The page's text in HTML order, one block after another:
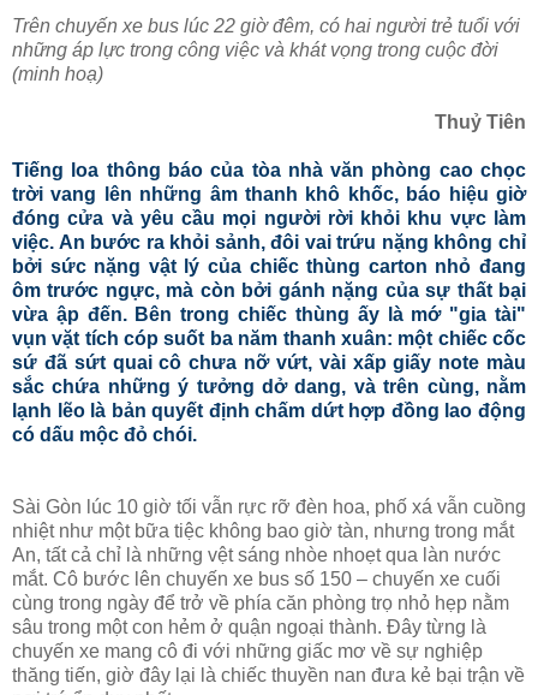
Trên chuyến xe bus lúc 22 giờ đêm, có hai người trẻ tuổi với
những áp lực trong công việc và khát vọng trong cuộc đời
(minh hoạ)
Thuỷ Tiên
Tiếng loa thông báo của tòa nhà văn phòng cao chọc
trời vang lên những âm thanh khô khốc, báo hiệu giờ
đóng cửa và yêu cầu mọi người rời khỏi khu vực làm
việc. An bước ra khỏi sảnh, đôi vai trứu nặng không chỉ
bởi sức nặng vật lý của chiếc thùng carton nhỏ đang
ôm trước ngực, mà còn bởi gánh nặng của sự thất bại
vừa ập đến. Bên trong chiếc thùng ấy là mớ "gia tài"
vụn vặt tích cóp suốt ba năm thanh xuân: một chiếc cốc
sứ đã sứt quai cô chưa nỡ vứt, vài xấp giấy note màu
sắc chứa những ý tưởng dở dang, và trên cùng, nằm
lạnh lẽo là bản quyết định chấm dứt hợp đồng lao động
có dấu mộc đỏ chói.
Sài Gòn lúc 10 giờ tối vẫn rực rỡ đèn hoa, phố xá vẫn cuồng
nhiệt như một bữa tiệc không bao giờ tàn, nhưng trong mắt
An, tất cả chỉ là những vệt sáng nhòe nhoẹt qua làn nước
mắt. Cô bước lên chuyến xe bus số 150 – chuyến xe cuối
cùng trong ngày để trở về phía căn phòng trọ nhỏ hẹp nằm
sâu trong một con hẻm ở quận ngoại thành. Đây từng là
chuyến xe mang cô đi với những giấc mơ về sự nghiệp
thăng tiến, giờ đây lại là chiếc thuyền nan đưa kẻ bại trận về